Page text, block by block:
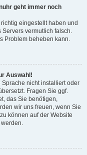
geht immer noch
eingestellt haben und
Servers vermutlich falsch.
Problem beheben kann.
Auswahl!
nicht installiert oder
Fragen Sie ggf.
das Sie benötigen,
wir uns freuen, wenn Sie
können auf der Website